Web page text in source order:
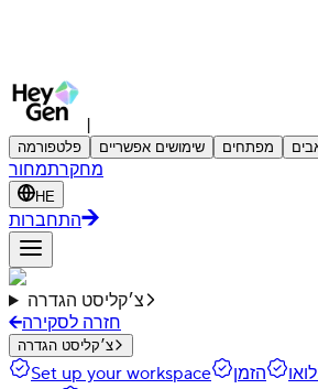
|
פלטפורמה שימושים אפשריים מפתחים
מחקרתמחור
HE
התחברות
צ׳קליסט הגדרה
חזרה לסקירה
צ׳קליסט הגדרה
Set up your workspace
הזמן